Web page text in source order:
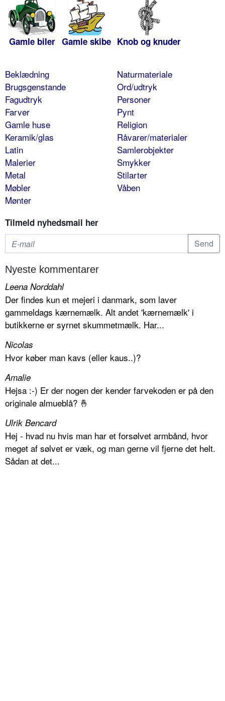
Gamle biler Gamle skibe Knob og knuder
Beklædning
Brugsgenstande
Fagudtryk
Farver
Gamle huse
Keramik/glas
Latin
Malerier
Metal
Møbler
Mønter
Naturmateriale
Ord/udtryk
Personer
Pynt
Religion
Råvarer/materialer
Samlerobjekter
Smykker
Stilarter
Våben
Tilmeld nyhedsmail her
Nyeste kommentarer
Leena Norddahl
Der findes kun et mejeri i danmark, som laver
gammeldags kærnemælk. Alt andet 'kærnemælk' i
butikkerne er syrnet skummetmælk. Har...
Nicolas
Hvor køber man kavs (eller kaus..)?
Amalie
Hejsa :-) Er der nogen der kender farvekoden er på den
originale almueblå? 🤞
Ulrik Bencard
Hej - hvad nu hvis man har et forsølvet armbånd, hvor
meget af sølvet er væk, og man gerne vil fjerne det helt.
Sådan at det...